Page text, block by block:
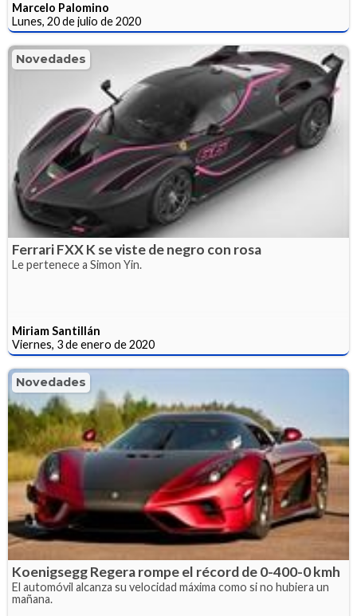
Marcelo Palomino
Lunes, 20 de julio de 2020
Novedades
Ferrari FXX K se viste de negro con rosa
Le pertenece a Simon Yin.
Miriam Santillán
Viernes, 3 de enero de 2020
Novedades
Koenigsegg Regera rompe el récord de 0-400-0 kmh
El automóvil alcanza su velocidad máxima como si no hubiera un
mañana.